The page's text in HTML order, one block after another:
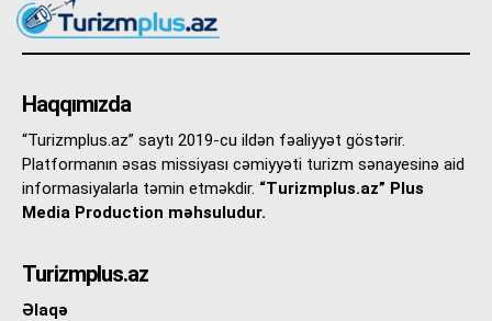
Haqqımızda
“Turizmplus.az” saytı 2019-cu ildən fəaliyyət göstərir.
Platformanın əsas missiyası cəmiyyəti turizm sənayesinə aid
informasiyalarla təmin etməkdir. “Turizmplus.az” Plus
Media Production məhsuludur.
Turizmplus.az
Əlaqə